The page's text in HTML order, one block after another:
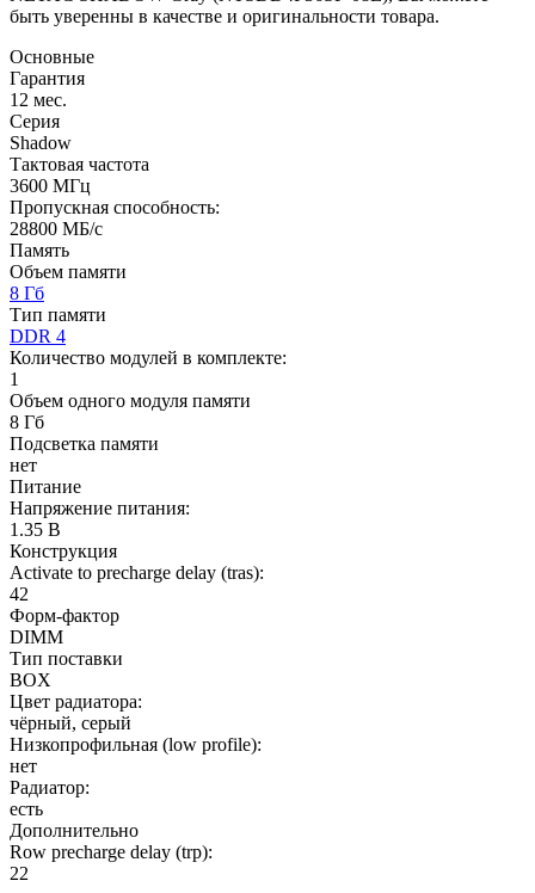
быть уверенны в качестве и оригинальности товара.
Основные
Гарантия
12 мес.
Серия
Shadow
Тактовая частота
3600 МГц
Пропускная способность:
28800 МБ/с
Память
Объем памяти
8 Гб
Тип памяти
DDR 4
Количество модулей в комплекте:
1
Объем одного модуля памяти
8 Гб
Подсветка памяти
нет
Питание
Напряжение питания:
1.35 В
Конструкция
Activate to precharge delay (tras):
42
Форм-фактор
DIMM
Тип поставки
BOX
Цвет радиатора:
чёрный, серый
Низкопрофильная (low profile):
нет
Радиатор:
есть
Дополнительно
Row precharge delay (trp):
22